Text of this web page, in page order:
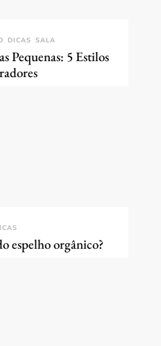
DICAS SALA
Pequenas: 5 Estilos
espelho orgânico?